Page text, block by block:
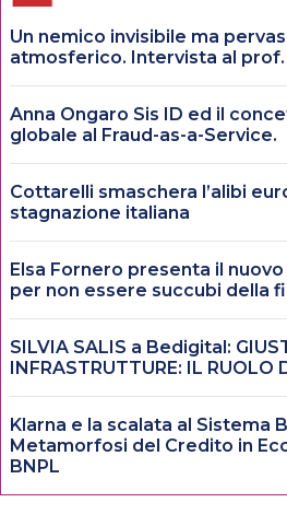
Un nemico invisibile ma
atmosferico. Intervista al prof.
Anna Ongaro Sis ID ed il
globale al Fraud-as-a-Service.
Cottarelli smaschera l’alibi
stagnazione italiana
Elsa Fornero presenta il
per non essere succubi della
SILVIA SALIS a Bedigital:
INFRASTRUTTURE: IL RUOLO
Klarna e la scalata al Sistema
Metamorfosi del Credito in
BNPL